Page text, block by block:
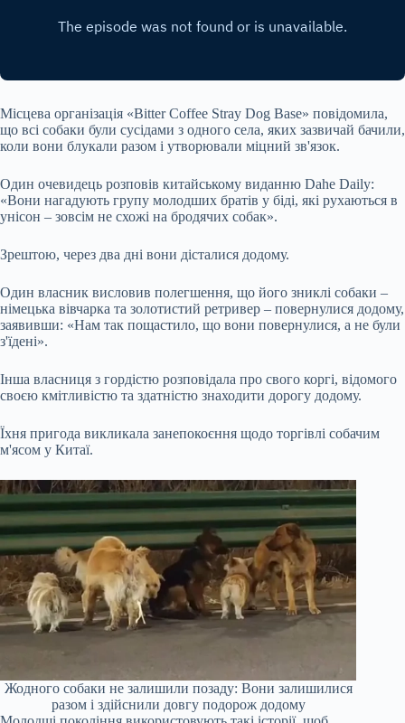
Місцева організація «Bitter Coffee Stray Dog Base» повідомила,
що всі собаки були сусідами з одного села, яких зазвичай бачили,
коли вони блукали разом і утворювали міцний зв'язок.
Один очевидець розповів китайському виданню Dahe Daily:
«Вони нагадують групу молодших братів у біді, які рухаються в
унісон – зовсім не схожі на бродячих собак».
Зрештою, через два дні вони дісталися додому.
Один власник висловив полегшення, що його зниклі собаки –
німецька вівчарка та золотистий ретривер – повернулися додому,
заявивши: «Нам так пощастило, що вони повернулися, а не були
з'їдені».
Інша власниця з гордістю розповідала про свого коргі, відомого
своєю кмітливістю та здатністю знаходити дорогу додому.
Їхня пригода викликала занепокоєння щодо торгівлі собачим
м'ясом у Китаї.
Жодного собаки не залишили позаду: Вони залишилися
разом і здійснили довгу подорож додому